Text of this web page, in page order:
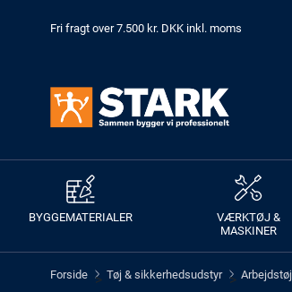
Fri fragt over 7.500 kr. DKK inkl. moms
BYGGEMATERIALER
VÆRKTØJ &
MASKINER
Forside > Tøj & sikkerhedsudstyr > Arbejdstøj